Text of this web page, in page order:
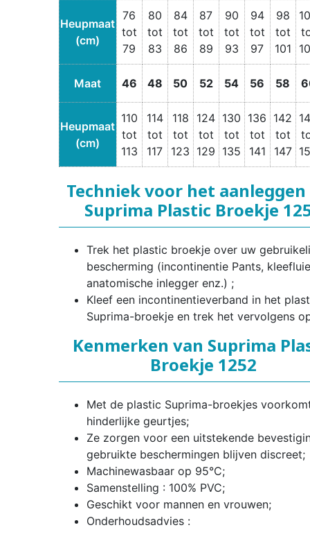
Heupmaat
(cm)
76
tot
79
80
tot
83
84
tot
86
87
tot
89
90
tot
93
94
tot
97
98
tot
101
Maat 46 48 50 52 54 56 58
Heupmaat
(cm)
110
tot
113
114
tot
117
118
tot
123
124
tot
129
130
tot
135
136
tot
141
142
tot
147
Techniek voor het aanleggen
Suprima Plastic Broekje
Trek het plastic broekje over uw
bescherming (incontinentie Pants,
anatomische inlegger enz.) ;
Kleef een incontinentieverband in het
Suprima-broekje en trek het vervolgens
Kenmerken van Suprima
Broekje 1252
Met de plastic Suprima-broekjes
hinderlijke geurtjes;
Ze zorgen voor een uitstekende
gebruikte beschermingen blijven discreet;
Machinewasbaar op 95°C;
Samenstelling : 100% PVC;
Geschikt voor mannen en vrouwen;
Onderhoudsadvies :